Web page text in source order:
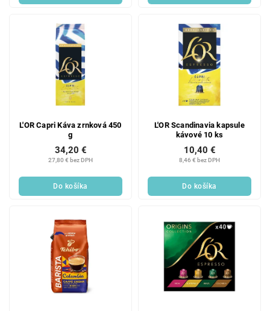
L'OR Capri Káva zrnková 450
g
27,80 € bez DPH
34,20 €
Do košíka
L'OR Scandinavia kapsule
kávové 10 ks
8,46 € bez DPH
10,40 €
Do košíka